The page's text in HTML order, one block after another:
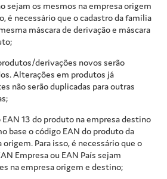
sejam os mesmos na empresa origem
é necessário que o cadastro da família
máscara de derivação e máscara
derivações novos serão
Alterações em produtos já
não serão duplicadas para outras
EAN 13 do produto na empresa destino
base o código EAN do produto da
origem. Para isso, é necessário que o
Empresa ou EAN País sejam
na empresa origem e destino;